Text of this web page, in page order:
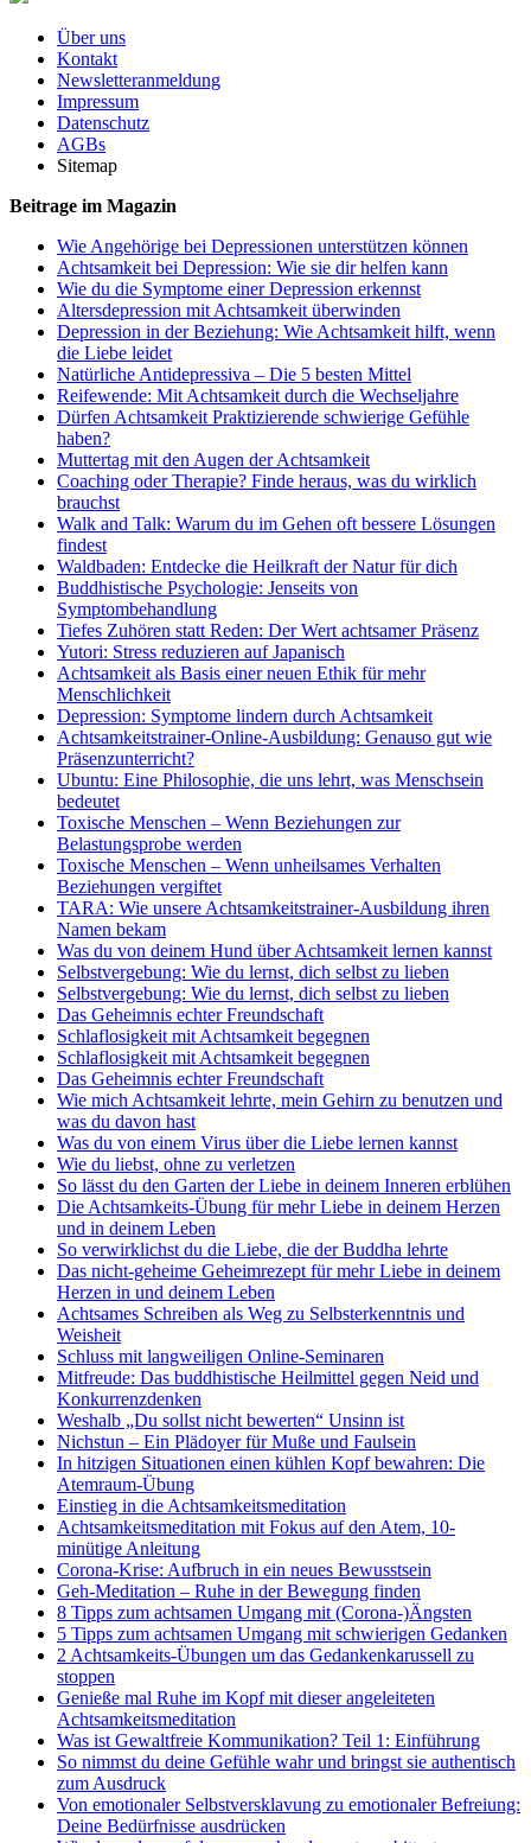
Über uns
Kontakt
Newsletteranmeldung
Impressum
Datenschutz
AGBs
Sitemap
Beitrage im Magazin
Wie Angehörige bei Depressionen unterstützen können
Achtsamkeit bei Depression: Wie sie dir helfen kann
Wie du die Symptome einer Depression erkennst
Altersdepression mit Achtsamkeit überwinden
Depression in der Beziehung: Wie Achtsamkeit hilft, wenn
die Liebe leidet
Natürliche Antidepressiva – Die 5 besten Mittel
Reifewende: Mit Achtsamkeit durch die Wechseljahre
Dürfen Achtsamkeit Praktizierende schwierige Gefühle
haben?
Muttertag mit den Augen der Achtsamkeit
Coaching oder Therapie? Finde heraus, was du wirklich
brauchst
Walk and Talk: Warum du im Gehen oft bessere Lösungen
findest
Waldbaden: Entdecke die Heilkraft der Natur für dich
Buddhistische Psychologie: Jenseits von
Symptombehandlung
Tiefes Zuhören statt Reden: Der Wert achtsamer Präsenz
Yutori: Stress reduzieren auf Japanisch
Achtsamkeit als Basis einer neuen Ethik für mehr
Menschlichkeit
Depression: Symptome lindern durch Achtsamkeit
Achtsamkeitstrainer-Online-Ausbildung: Genauso gut wie
Präsenzunterricht?
Ubuntu: Eine Philosophie, die uns lehrt, was Menschsein
bedeutet
Toxische Menschen – Wenn Beziehungen zur
Belastungsprobe werden
Toxische Menschen – Wenn unheilsames Verhalten
Beziehungen vergiftet
TARA: Wie unsere Achtsamkeitstrainer-Ausbildung ihren
Namen bekam
Was du von deinem Hund über Achtsamkeit lernen kannst
Selbstvergebung: Wie du lernst, dich selbst zu lieben
Selbstvergebung: Wie du lernst, dich selbst zu lieben
Das Geheimnis echter Freundschaft
Schlaflosigkeit mit Achtsamkeit begegnen
Schlaflosigkeit mit Achtsamkeit begegnen
Das Geheimnis echter Freundschaft
Wie mich Achtsamkeit lehrte, mein Gehirn zu benutzen und
was du davon hast
Was du von einem Virus über die Liebe lernen kannst
Wie du liebst, ohne zu verletzen
So lässt du den Garten der Liebe in deinem Inneren erblühen
Die Achtsamkeits-Übung für mehr Liebe in deinem Herzen
und in deinem Leben
So verwirklichst du die Liebe, die der Buddha lehrte
Das nicht-geheime Geheimrezept für mehr Liebe in deinem
Herzen in und deinem Leben
Achtsames Schreiben als Weg zu Selbsterkenntnis und
Weisheit
Schluss mit langweiligen Online-Seminaren
Mitfreude: Das buddhistische Heilmittel gegen Neid und
Konkurrenzdenken
Weshalb „Du sollst nicht bewerten“ Unsinn ist
Nichstun – Ein Plädoyer für Muße und Faulsein
In hitzigen Situationen einen kühlen Kopf bewahren: Die
Atemraum-Übung
Einstieg in die Achtsamkeitsmeditation
Achtsamkeitsmeditation mit Fokus auf den Atem, 10-
minütige Anleitung
Corona-Krise: Aufbruch in ein neues Bewusstsein
Geh-Meditation – Ruhe in der Bewegung finden
8 Tipps zum achtsamen Umgang mit (Corona-)Ängsten
5 Tipps zum achtsamen Umgang mit schwierigen Gedanken
2 Achtsamkeits-Übungen um das Gedankenkarussell zu
stoppen
Genieße mal Ruhe im Kopf mit dieser angeleiteten
Achtsamkeitsmeditation
Was ist Gewaltfreie Kommunikation? Teil 1: Einführung
So nimmst du deine Gefühle wahr und bringst sie authentisch
zum Ausdruck
Von emotionaler Selbstversklavung zu emotionaler Befreiung:
Deine Bedürfnisse ausdrücken